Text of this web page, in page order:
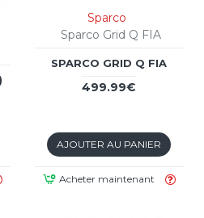
Sparco
Sparco Grid Q FIA
SPARCO GRID Q FIA
499.99€
AJOUTER AU PANIER
Acheter maintenant